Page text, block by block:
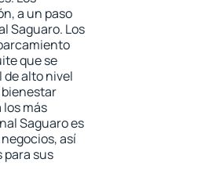
a un paso
Saguaro. Los
que se
alto nivel
más
Saguaro es
así
para sus